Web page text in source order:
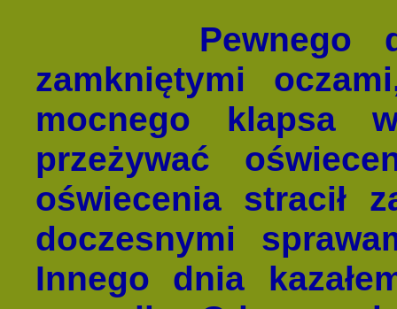
Pewnego
zamkniętymi
mocnego klapsa
przeżywać
oświecenia stracił
doczesnymi
Innego dnia